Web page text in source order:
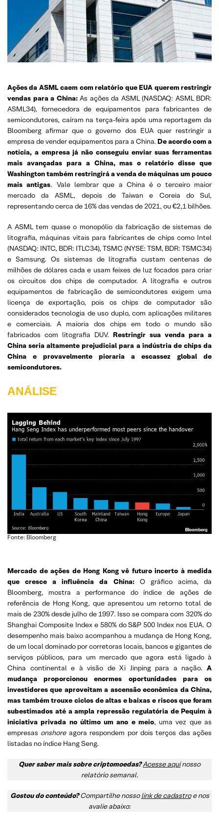
Ações da ASML caem com relatório que EUA querem restringir
vendas para a China:As ações da ASML (NASDAQ: ASML BDR:
ASML34), fornecedora de equipamentos para fabricantes de
semicondutores, caíram na terça-feira após uma reportagem da
Bloomberg afirmar que o governo dos EUA quer restringir a
empresa de vender equipamentos para a China. De acordo com a
notícia, a empresa já não conseguiu enviar suas ferramentas
mais avançadas para a China, mas o relatório disse que
Washington também restringirá a venda de máquinas um pouco
mais antigas. Vale lembrar que a China é o terceiro maior
mercado da ASML, depois de Taiwan e Coreia do Sul,
representando cerca de 16% das vendas de 2021, ou €2,1 bilhões.
A ASML tem quase o monopólio da fabricação de sistemas de
litografia, máquinas vitais para fabricantes de chips como Intel
(NASDAQ: INTC, BDR: ITLC34), TSMC (NYSE: TSM, BDR: TSMC34)
e Samsung. Os sistemas de litografia custam centenas de
milhões de dólares cada e usam feixes de luz focados para criar
os circuitos dos chips de computador. A litografia e outros
equipamentos de fabricação de semicondutores exigem uma
licença de exportação, pois os chips de computador são
considerados tecnologia de uso duplo, com aplicações militares
e comerciais. A maioria dos chips em todo o mundo são
fabricados com litografia DUV. Restringir sua venda para a
China seria altamente prejudicial para a indústria de chips da
China e provavelmente pioraria a escassez global de
semicondutores.
ANÁLISE
Fonte: Bloomberg
Mercado de ações de Hong Kong vê futuro incerto à medida
que cresce a influência da China:O gráfico acima, da
Bloomberg, mostra a performance do índice de ações de
referência de Hong Kong, que apresentou um retorno total de
mais de 230% desde julho de 1997. Isso se compara com 320% do
Shanghai Composite Index e 580% do S&P 500 Index nos EUA. O
desempenho mais baixo acompanhou a mudança de Hong Kong,
de um local dominado por corretoras locais, bancos e gigantes de
serviços públicos, para um mercado que agora está ligado à
China continental e à visão de Xi Jinping para a nação. A
mudança proporcionou enormes oportunidades para os
investidores que aproveitam a ascensão econômica da China,
mas também trouxe ciclos de altas e baixas e riscos que foram
subestimados até a ampla repressão regulatória de Pequim à
iniciativa privada no último um ano e meio, uma vez que as
empresas onshoreagora respondem por dois terços das ações
listadas no índice Hang Seng.
Quer saber mais sobre criptomoedas?Acesse aquinosso
relatório semanal.
Gostou do conteúdo?Compartilhe nossolink de cadastroe nos
avalie abaixo: